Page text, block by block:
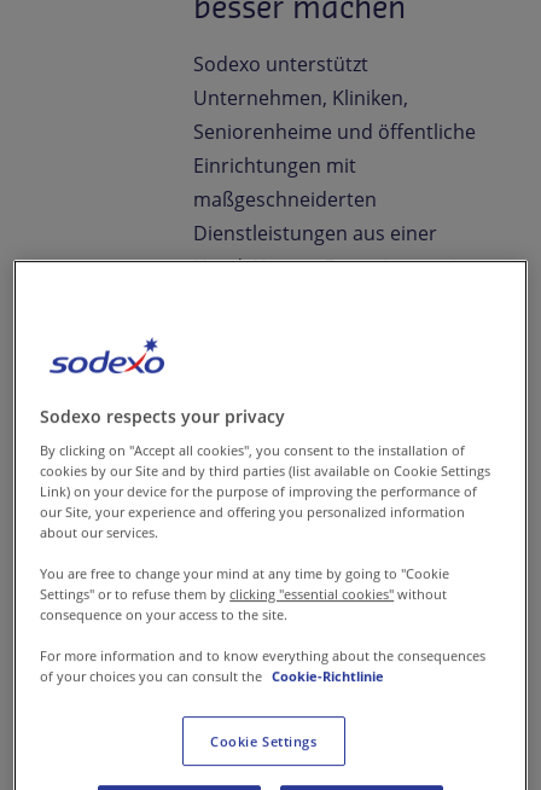
Sodexo unterstützt
Unternehmen, Kliniken,
Seniorenheime und öffentliche
Einrichtungen mit
maßgeschneiderten
Dienstleistungen aus einer
Hand. Unsere Expertise vereint
effizienten und individuellen
Lösungen für Ihr
Wählen Sie IhreBranche
Sodexo respects your privacy
By clicking on "Accept all cookies", you consent to the installation of
cookies by our Site and by third parties (list available on Cookie Settings
Link) on your device for the purpose of improving the performance of
our Site, your experience and offering you personalized information
about our services.
You are free to change your mind at any time by going to "Cookie
Settings" or to refuse them byclicking "essential cookies" without
consequence on your access to the site.
For more information and to know everything about the consequences
of your choices you can consult the Cookie-Richtlinie
Cookie Settings